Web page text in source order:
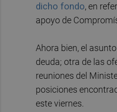
dicho fondo, en
apoyo de
Ahora bien, el
deuda; otra de las
reuniones del
posiciones
este viernes.